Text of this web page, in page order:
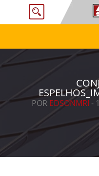
POR EDSONMRI -